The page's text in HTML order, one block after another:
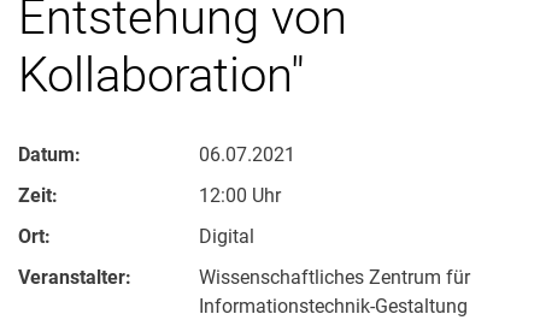
Entstehung von
Kollaboration"
Datum:
06.07.2021
Zeit:
12:00 Uhr
Ort:
Digital
Veranstalter:
Wissenschaftliches Zentrum für
Informationstechnik-Gestaltung